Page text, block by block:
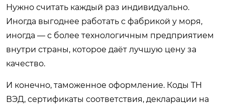
Нужно считать каждый раз индивидуально.
Иногда выгоднее работать с фабрикой у моря,
иногда — с более технологичным предприятием
внутри страны, которое даёт лучшую цену за
качество.
И конечно, таможенное оформление. Коды ТН
ВЭД, сертификаты соответствия, декларации на